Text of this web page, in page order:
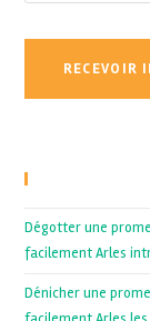
Dégotter une
facilement Arles
Dénicher une